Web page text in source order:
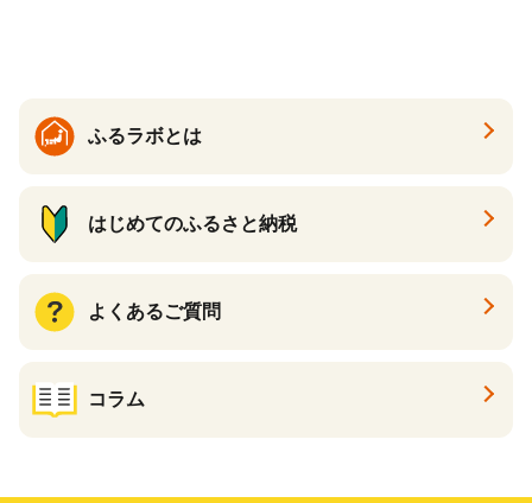
ふるラボとは
はじめてのふるさと納税
よくあるご質問
コラム